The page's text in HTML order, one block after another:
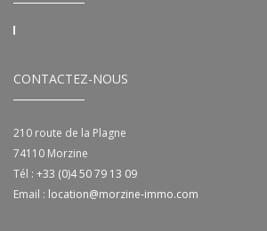
CONTACTEZ-NOUS
210 route de la Plagne
74110 Morzine
Tél : +33 (0)4 50 79 13 09
Email : location@morzine-immo.com